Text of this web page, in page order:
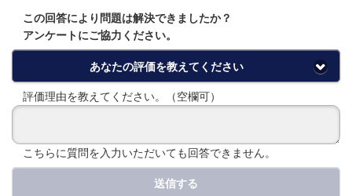
この回答により問題は解決できましたか？
アンケートにご協力ください。
あなたの評価を教えてください
評価理由を教えてください。（空欄可）
こちらに質問を入力いただいても回答できません。
送信する